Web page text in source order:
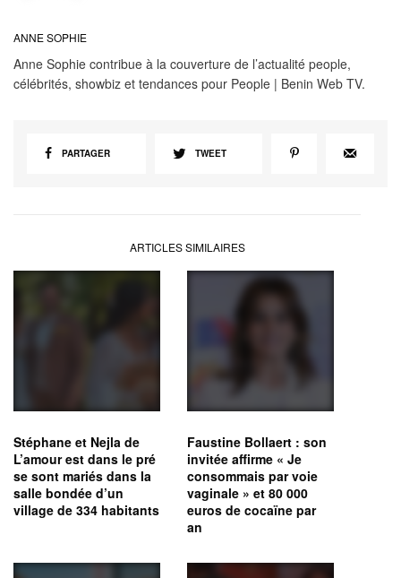
ANNE SOPHIE
Anne Sophie contribue à la couverture de l’actualité people,
célébrités, showbiz et tendances pour People | Benin Web TV.
PARTAGER TWEET
ARTICLES SIMILAIRES
Stéphane et Nejla de
L’amour est dans le pré
se sont mariés dans la
salle bondée d’un
village de 334 habitants
Faustine Bollaert : son
invitée affirme « Je
consommais par voie
vaginale » et 80 000
euros de cocaïne par
an